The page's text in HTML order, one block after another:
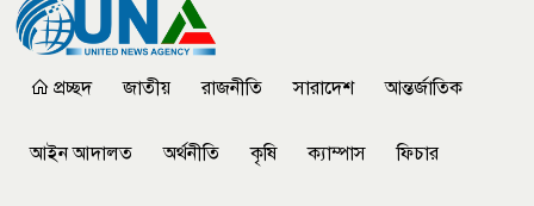
প্রচ্ছদ জাতীয় রাজনীতি সারাদেশ আন্তর্জাতিক
আইন আদালত অর্থনীতি কৃষি ক্যাম্পাস ফিচার